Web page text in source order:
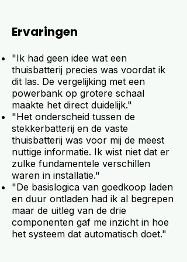
Ervaringen
"Ik had geen idee wat een
thuisbatterij precies was voordat ik
dit las. De vergelijking met een
powerbank op grotere schaal
maakte het direct duidelijk."
"Het onderscheid tussen de
stekkerbatterij en de vaste
thuisbatterij was voor mij de meest
nuttige informatie. Ik wist niet dat er
zulke fundamentele verschillen
waren in installatie."
"De basislogica van goedkoop laden
en duur ontladen had ik al begrepen
maar de uitleg van de drie
componenten gaf me inzicht in hoe
het systeem dat automatisch doet."